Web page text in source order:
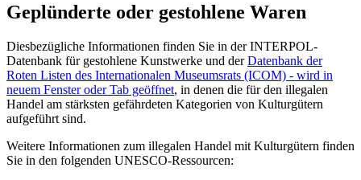
Geplünderte oder gestohlene Waren
Diesbezügliche Informationen finden Sie in der INTERPOL-
Datenbank für gestohlene Kunstwerke und derDatenbank der
Roten Listen des Internationalen Museumsrats (ICOM) - wird in
neuem Fenster oder Tab geöffnet, in denen die für den illegalen
Handel am stärksten gefährdeten Kategorien von Kulturgütern
aufgeführt sind.
Weitere Informationen zum illegalen Handel mit Kulturgütern finden
Sie in den folgenden UNESCO-Ressourcen: